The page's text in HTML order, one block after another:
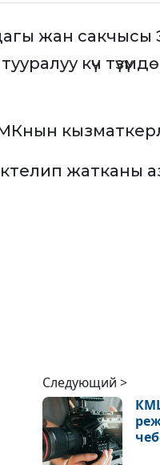
жан сакчысы
күч
жатканы
Следующий >